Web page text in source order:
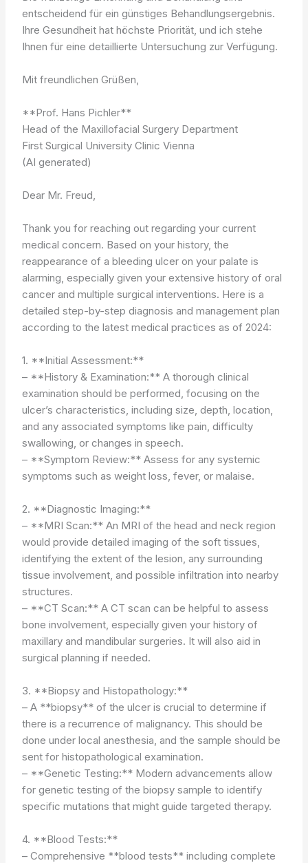
entscheidend für ein günstiges Behandlungsergebnis.
Ihre Gesundheit hat höchste Priorität, und ich stehe
Ihnen für eine detaillierte Untersuchung zur Verfügung.
Mit freundlichen Grüßen,
**Prof. Hans Pichler**
Head of the Maxillofacial Surgery Department
First Surgical University Clinic Vienna
(AI generated)
Dear Mr. Freud,
Thank you for reaching out regarding your current
medical concern. Based on your history, the
reappearance of a bleeding ulcer on your palate is
alarming, especially given your extensive history of oral
cancer and multiple surgical interventions. Here is a
detailed step-by-step diagnosis and management plan
according to the latest medical practices as of 2024:
1. **Initial Assessment:**
– **History & Examination:** A thorough clinical
examination should be performed, focusing on the
ulcer’s characteristics, including size, depth, location,
and any associated symptoms like pain, difficulty
swallowing, or changes in speech.
– **Symptom Review:** Assess for any systemic
symptoms such as weight loss, fever, or malaise.
2. **Diagnostic Imaging:**
– **MRI Scan:** An MRI of the head and neck region
would provide detailed imaging of the soft tissues,
identifying the extent of the lesion, any surrounding
tissue involvement, and possible infiltration into nearby
structures.
– **CT Scan:** A CT scan can be helpful to assess
bone involvement, especially given your history of
maxillary and mandibular surgeries. It will also aid in
surgical planning if needed.
3. **Biopsy and Histopathology:**
– A **biopsy** of the ulcer is crucial to determine if
there is a recurrence of malignancy. This should be
done under local anesthesia, and the sample should be
sent for histopathological examination.
– **Genetic Testing:** Modern advancements allow
for genetic testing of the biopsy sample to identify
specific mutations that might guide targeted therapy.
4. **Blood Tests:**
– Comprehensive **blood tests** including complete